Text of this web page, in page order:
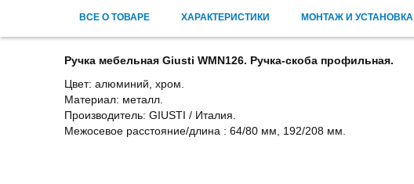
ВСЕ О ТОВАРЕ ХАРАКТЕРИСТИКИ МОНТАЖ И УСТАНОВКА
Ручка мебельная Giusti WMN126. Ручка-скоба профильная.
Цвет: алюминий, хром.
Материал: металл.
Производитель: GIUSTI / Италия.
Межосевое расстояние/длина : 64/80 мм, 192/208 мм.